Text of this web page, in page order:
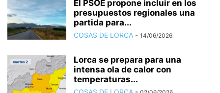
El PSOE propone incluir en los
presupuestos regionales una
partida para...
COSAS DE LORCA - 14/06/2026
Lorca se prepara para una
intensa ola de calor con
temperaturas...